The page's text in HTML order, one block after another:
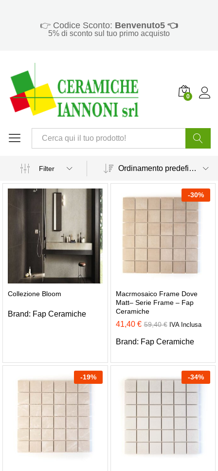
👉 Codice Sconto: Benvenuto5 👈
5% di sconto sul tuo primo acquisto
0
Filter Ordinamento predefinito
Collezione Bloom
Brand: Fap Ceramiche
-30%
Macrmosaico Frame Dove
Matt– Serie Frame – Fap
Ceramiche
41,40 € 59,40€ IVA Inclusa
Brand: Fap Ceramiche
-19% -34%